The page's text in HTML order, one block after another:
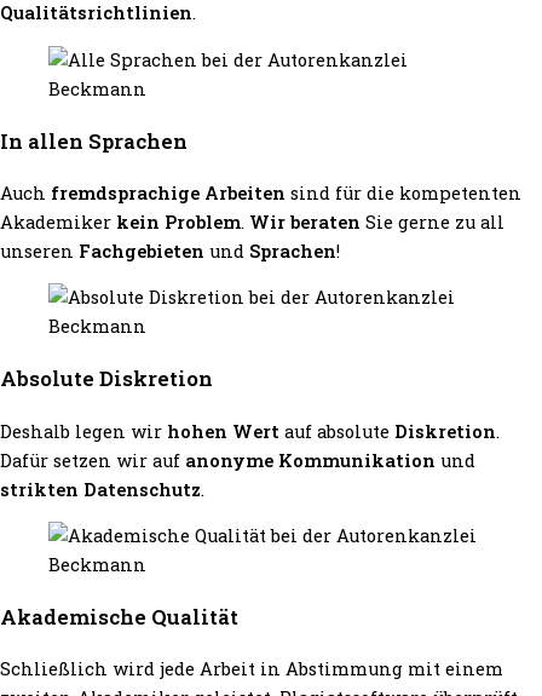
Qualitätsrichtlinien.
In allen Sprachen
Auch fremdsprachige Arbeiten sind für die kompetenten
Akademiker kein Problem. Wir beraten Sie gerne zu all
unseren Fachgebieten und Sprachen!
Absolute Diskretion
Deshalb legen wir hohen Wert auf absolute Diskretion.
Dafür setzen wir auf anonyme Kommunikation und
strikten Datenschutz.
Akademische Qualität
Schließlich wird jede Arbeit in Abstimmung mit einem